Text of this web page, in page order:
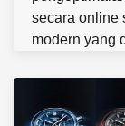
secara online
modern yang